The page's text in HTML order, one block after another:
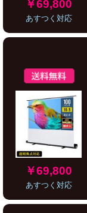
￥69,800
あすつく対応
￥69,800
あすつく対応